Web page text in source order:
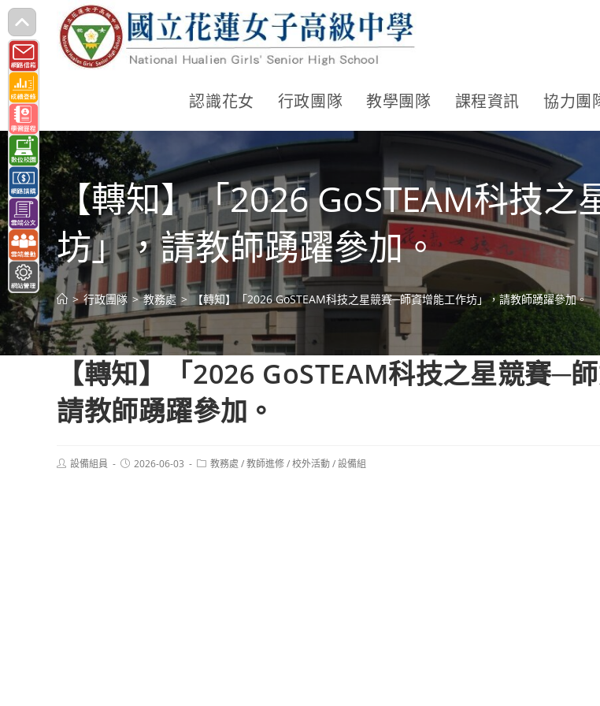
跳
轉
至
主
要
內
容
認識花女 行政團隊 教學團隊 課程資訊 協力團
【轉知】「2026 GoSTEAM科技
坊」，請教師踴躍參加。
> 行政團隊 > 教務處 > 【轉知】「2026 GoSTEAM科技之星競賽─師資增能工作坊」，請教師踴躍參加。
【轉知】「2026 GoSTEAM科技之星競賽─
請教師踴躍參加。
Post設備組員
Post2026-06-03
Post教務處 /教師進修/校外活動/設備組